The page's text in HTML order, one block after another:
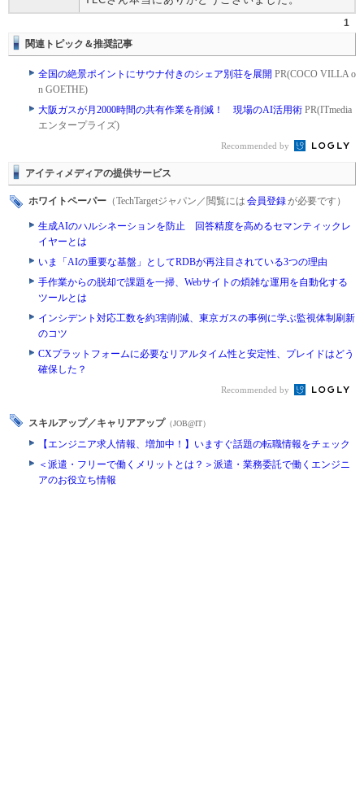
1
関連トピック＆推奨記事
全国の絶景ポイントにサウナ付きのシェア別荘を展開 PR(COCO VILLA o
n GOETHE)
大阪ガスが月2000時間の共有作業を削減！ 現場のAI活用術 PR(ITmedia
エンタープライズ)
Recommended by
アイティメディアの提供サービス
ホワイトペーパー （TechTargetジャパン／閲覧には 会員登録が必要です）
生成AIのハルシネーションを防止 回答精度を高めるセマンティックレ
イヤーとは
いま「AIの重要な基盤」としてRDBが再注目されている3つの理由
手作業からの脱却で課題を一掃、Webサイトの煩雑な運用を自動化する
ツールとは
インシデント対応工数を約3割削減、東京ガスの事例に学ぶ監視体制刷新
のコツ
CXプラットフォームに必要なリアルタイム性と安定性、プレイドはどう
確保した？
Recommended by
スキルアップ／キャリアアップ （JOB@IT）
【エンジニア求人情報、増加中！】いますぐ話題の転職情報をチェック
＜派遣・フリーで働くメリットとは？＞派遣・業務委託で働くエンジニ
アのお役立ち情報